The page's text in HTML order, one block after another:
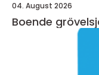
04. August 2026